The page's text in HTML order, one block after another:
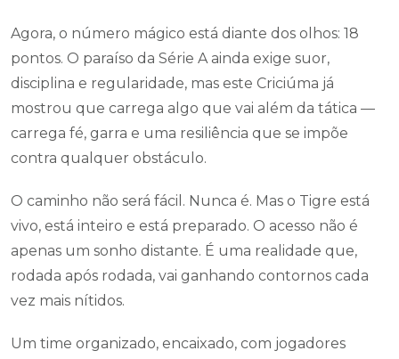
Agora, o número mágico está diante dos olhos: 18
pontos. O paraíso da Série A ainda exige suor,
disciplina e regularidade, mas este Criciúma já
mostrou que carrega algo que vai além da tática —
carrega fé, garra e uma resiliência que se impõe
contra qualquer obstáculo.
O caminho não será fácil. Nunca é. Mas o Tigre está
vivo, está inteiro e está preparado. O acesso não é
apenas um sonho distante. É uma realidade que,
rodada após rodada, vai ganhando contornos cada
vez mais nítidos.
Um time organizado, encaixado, com jogadores